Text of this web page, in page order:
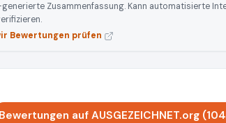
Zusammenfassung. Kann automatisierte
Bewertungen prüfen
Bewertungen auf AUSGEZEICHNET.org